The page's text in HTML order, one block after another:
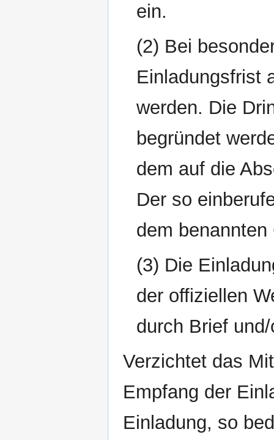
ein.
(2) Bei
Einladungsfrist
werden. Die
begründet
dem auf die
Der so
dem
(3) Die
der offiziellen
durch Brief
Verzichtet das
Empfang der
Einladung, so